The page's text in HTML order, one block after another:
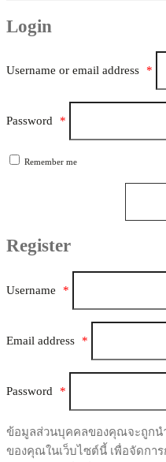
Login
Username or email address *
Password *
Remember me
Register
Username *
Email address *
Password *
ข้อมูลส่วนบุคคลของคุณจะถูกน
ของคุณในเว็บไซต์นี้ เพื่อจัดกา